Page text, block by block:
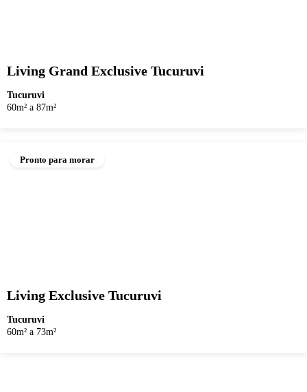
Living Grand Exclusive Tucuruvi
Tucuruvi
60m² a 87m²
Pronto para morar
Living Exclusive Tucuruvi
Tucuruvi
60m² a 73m²